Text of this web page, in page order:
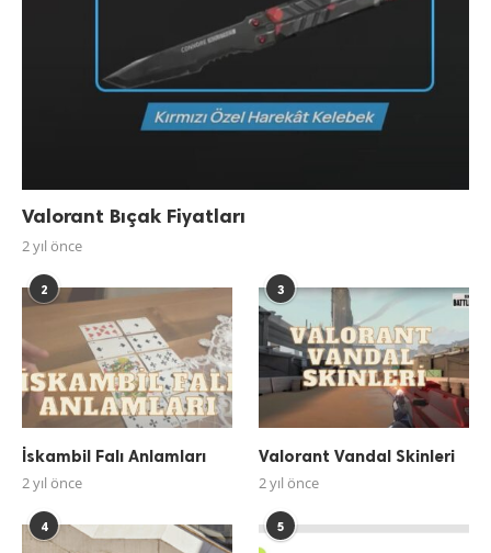
Valorant Bıçak Fiyatları
2 yıl önce
2
İskambil Falı Anlamları
2 yıl önce
3
Valorant Vandal Skinleri
2 yıl önce
4 5